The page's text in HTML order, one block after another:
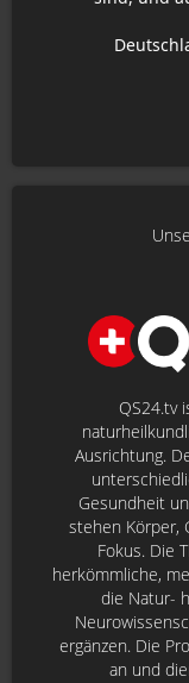
QS24.tv
Ausrichtung.
Gesundheit
stehen Körper,
Fokus. Die
herkömmliche,
die Natur-
ergänzen. Die
an und